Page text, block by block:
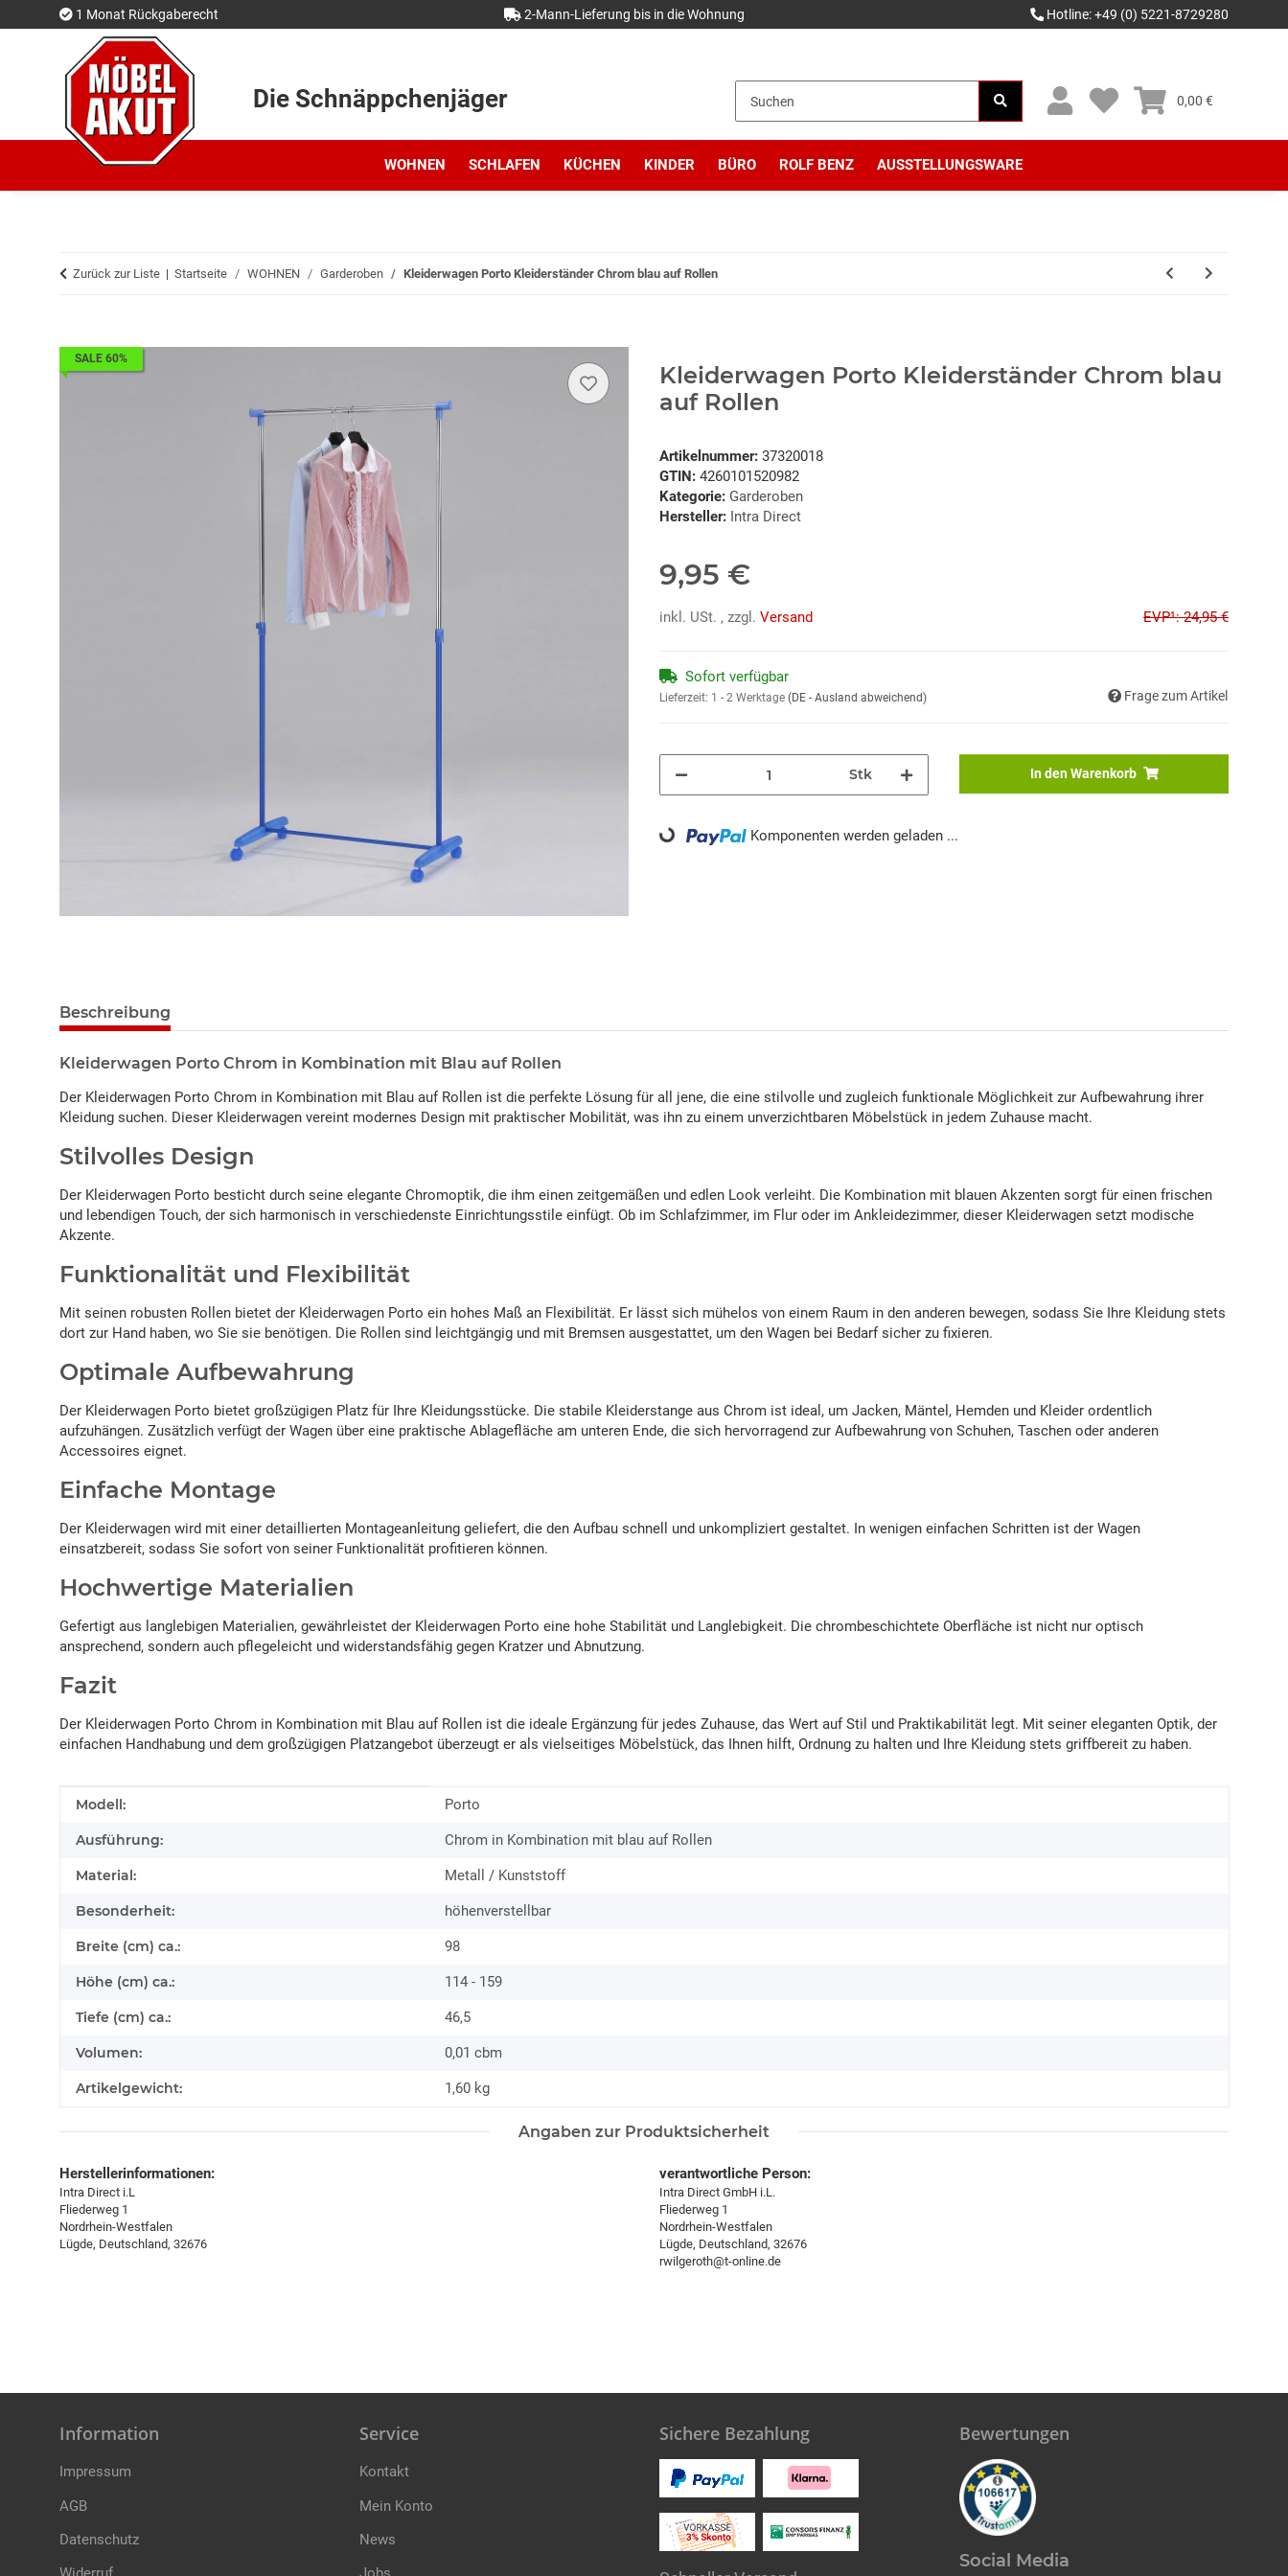
1 Monat Rückgaberecht 2-Mann-Lieferung bis in die Wohnung Hotline: +49 (0) 5221-8729280
Die Schnäppchenjäger 0,00 €
WOHNEN SCHLAFEN KÜCHEN KINDER BÜRO ROLF BENZ AUSSTELLUNGSWARE
Zurück zur Liste Startseite WOHNEN Garderoben Kleiderwagen Porto Kleiderständer Chrom blau auf Rollen
SALE 60%
Kleiderwagen Porto Kleiderständer Chrom blau
auf Rollen
Artikelnummer: 37320018
GTIN: 4260101520982
Kategorie: Garderoben
Hersteller: Intra Direct
9,95 €
inkl. USt. , zzgl. Versand EVP¹: 24,95 €
Sofort verfügbar
Lieferzeit: 1 - 2 Werktage (DE - Ausland abweichend) Frage zum Artikel
Stk In den Warenkorb
Loading... Komponenten werden geladen ...
Beschreibung
Kleiderwagen Porto Chrom in Kombination mit Blau auf Rollen
Der Kleiderwagen Porto Chrom in Kombination mit Blau auf Rollen ist die perfekte Lösung für all jene, die eine stilvolle und zugleich funktionale Möglichkeit zur Aufbewahrung ihrer
Kleidung suchen. Dieser Kleiderwagen vereint modernes Design mit praktischer Mobilität, was ihn zu einem unverzichtbaren Möbelstück in jedem Zuhause macht.
Stilvolles Design
Der Kleiderwagen Porto besticht durch seine elegante Chromoptik, die ihm einen zeitgemäßen und edlen Look verleiht. Die Kombination mit blauen Akzenten sorgt für einen frischen
und lebendigen Touch, der sich harmonisch in verschiedenste Einrichtungsstile einfügt. Ob im Schlafzimmer, im Flur oder im Ankleidezimmer, dieser Kleiderwagen setzt modische
Akzente.
Funktionalität und Flexibilität
Mit seinen robusten Rollen bietet der Kleiderwagen Porto ein hohes Maß an Flexibilität. Er lässt sich mühelos von einem Raum in den anderen bewegen, sodass Sie Ihre Kleidung stets
dort zur Hand haben, wo Sie sie benötigen. Die Rollen sind leichtgängig und mit Bremsen ausgestattet, um den Wagen bei Bedarf sicher zu fixieren.
Optimale Aufbewahrung
Der Kleiderwagen Porto bietet großzügigen Platz für Ihre Kleidungsstücke. Die stabile Kleiderstange aus Chrom ist ideal, um Jacken, Mäntel, Hemden und Kleider ordentlich
aufzuhängen. Zusätzlich verfügt der Wagen über eine praktische Ablagefläche am unteren Ende, die sich hervorragend zur Aufbewahrung von Schuhen, Taschen oder anderen
Accessoires eignet.
Einfache Montage
Der Kleiderwagen wird mit einer detaillierten Montageanleitung geliefert, die den Aufbau schnell und unkompliziert gestaltet. In wenigen einfachen Schritten ist der Wagen
einsatzbereit, sodass Sie sofort von seiner Funktionalität profitieren können.
Hochwertige Materialien
Gefertigt aus langlebigen Materialien, gewährleistet der Kleiderwagen Porto eine hohe Stabilität und Langlebigkeit. Die chrombeschichtete Oberfläche ist nicht nur optisch
ansprechend, sondern auch pflegeleicht und widerstandsfähig gegen Kratzer und Abnutzung.
Fazit
Der Kleiderwagen Porto Chrom in Kombination mit Blau auf Rollen ist die ideale Ergänzung für jedes Zuhause, das Wert auf Stil und Praktikabilität legt. Mit seiner eleganten Optik, der
einfachen Handhabung und dem großzügigen Platzangebot überzeugt er als vielseitiges Möbelstück, das Ihnen hilft, Ordnung zu halten und Ihre Kleidung stets griffbereit zu haben.
Produkteigenschaft
Wert
Modell: Porto
Ausführung: Chrom in Kombination mit blau auf Rollen
Material: Metall / Kunststoff
Besonderheit: höhenverstellbar
Breite (cm) ca.: 98
Höhe (cm) ca.: 114 - 159
Tiefe (cm) ca.: 46,5
Volumen: 0,01 cbm
Artikelgewicht: 1,60 kg
Angaben zur Produktsicherheit
Herstellerinformationen:
Intra Direct i.L
Fliederweg 1
Nordrhein-Westfalen
Lügde, Deutschland, 32676
verantwortliche Person:
Intra Direct GmbH i.L.
Fliederweg 1
Nordrhein-Westfalen
Lügde, Deutschland, 32676
rwilgeroth@t-online.de
Information
Impressum
AGB
Datenschutz
Service
Kontakt
Mein Konto
News
Sichere Bezahlung Bewertungen
Social Media